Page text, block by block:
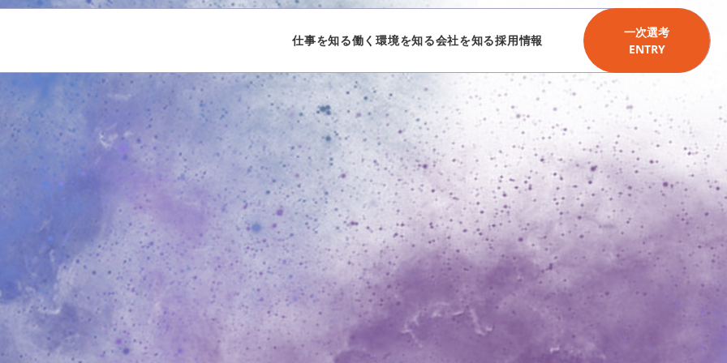
仕事を知る働く環境を知る会社を知る採用情報
一次選考
ENTRY